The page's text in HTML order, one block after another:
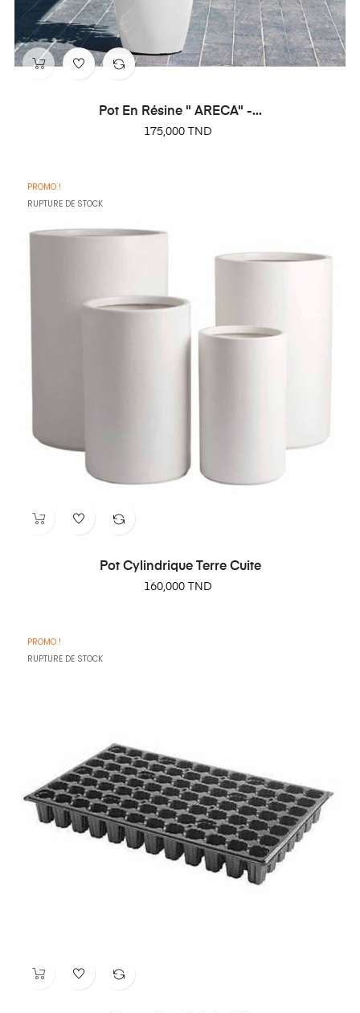
Pot En Résine " ARECA" -...
Prix
175,000 TND
PROMO !
RUPTURE DE STOCK
Pot Cylindrique Terre Cuite
Prix
160,000 TND
PROMO !
RUPTURE DE STOCK